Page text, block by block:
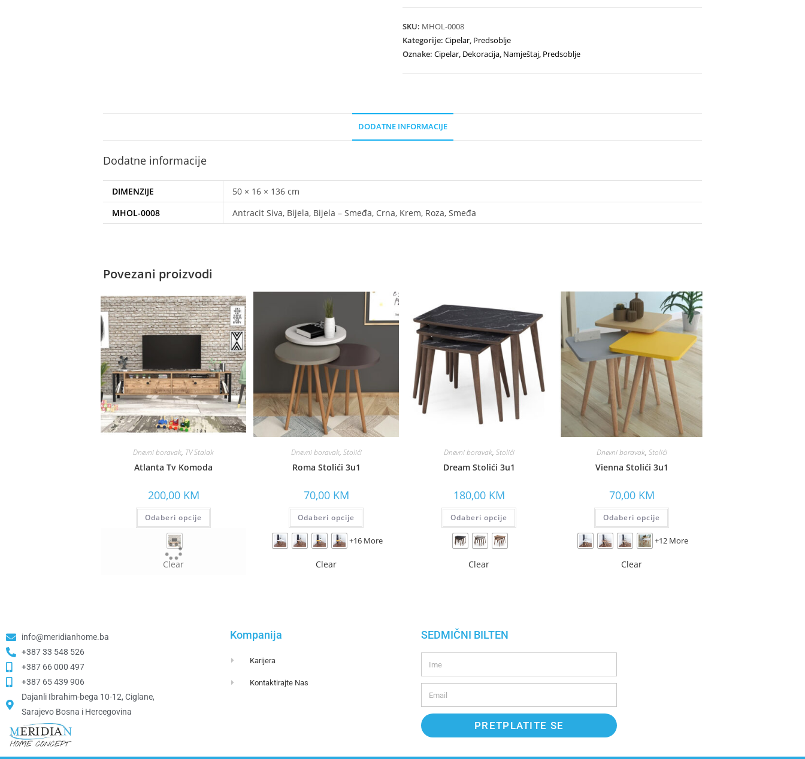
SKU: MHOL-0008
Kategorije: Cipelar, Predsoblje
Oznake: Cipelar, Dekoracija, Namještaj, Predsoblje
DODATNE INFORMACIJE
Dodatne informacije
DIMENZIJE
50 × 16 × 136 cm
MHOL-0008
Antracit Siva, Bijela, Bijela – Smeđa, Crna, Krem, Roza, Smeđa
Povezani proizvodi
Dnevni boravak, TV Stalak
Atlanta Tv Komoda
200,00 KM
Odaberi opcije
Clear
Dnevni boravak, Stolići
Roma Stolići 3u1
70,00 KM
Odaberi opcije
+16 More
Clear
Dnevni boravak, Stolići
Dream Stolići 3u1
180,00 KM
Odaberi opcije
Clear
Dnevni boravak, Stolići
Vienna Stolići 3u1
70,00 KM
Odaberi opcije
+12 More
Clear
info@meridianhome.ba
+387 33 548 526
+387 66 000 497
+387 65 439 906
Dajanli Ibrahim-bega 10-12, Ciglane,
Sarajevo Bosna i Hercegovina​
Kompanija
Karijera
Kontaktirajte Nas
SEDMIČNI BILTEN
PRETPLATITE SE